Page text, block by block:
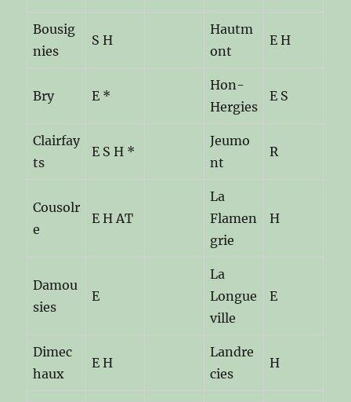
Bousig
nies
S H
Hautm
ont
E H
Bry E *
Hon-
Hergies
E S
Clairfay
ts
E S H *
Jeumo
nt
R
Cousolr
e
E H AT
La
Flamen
grie
H
Damou
sies
E
La
Longue
ville
E
Dimec
haux
E H
Landre
cies
H